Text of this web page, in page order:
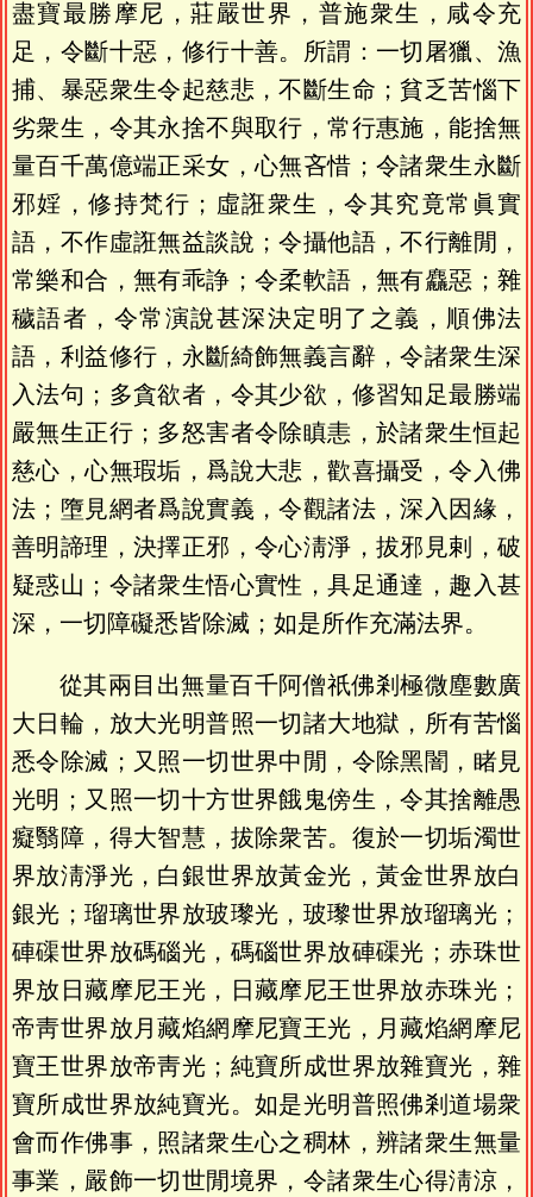
盡寶最勝摩尼，莊嚴世界，普施衆生，咸令充
足，令斷十惡，修行十善。所謂：一切屠獵、漁
捕、暴惡衆生令起慈悲，不斷生命；貧乏苦惱下
劣衆生，令其永捨不與取行，常行惠施，能捨無
量百千萬億端正采女，心無吝惜；令諸衆生永斷
邪婬，修持梵行；虛誑衆生，令其究竟常眞實
語，不作虛誑無益談說；令攝他語，不行離閒，
常樂和合，無有乖諍；令柔軟語，無有麤惡；雜
穢語者，令常演說甚深決定明了之義，順佛法
語，利益修行，永斷綺飾無義言辭，令諸衆生深
入法句；多貪欲者，令其少欲，修習知足最勝端
嚴無生正行；多怒害者令除瞋恚，於諸衆生恒起
慈心，心無瑕垢，爲說大悲，歡喜攝受，令入佛
法；墮見網者爲說實義，令觀諸法，深入因緣，
善明諦理，決擇正邪，令心淸淨，拔邪見剌，破
疑惑山；令諸衆生悟心實性，具足通達，趣入甚
深，一切障礙悉皆除滅；如是所作充滿法界。
從其兩目出無量百千阿僧祇佛剎極微塵數廣
大日輪，放大光明普照一切諸大地獄，所有苦惱
悉令除滅；又照一切世界中閒，令除黑闇，睹見
光明；又照一切十方世界餓鬼傍生，令其捨離愚
癡翳障，得大智慧，拔除衆苦。復於一切垢濁世
界放淸淨光，白銀世界放黃金光，黃金世界放白
銀光；瑠璃世界放玻瓈光，玻瓈世界放瑠璃光；
硨磲世界放碼碯光，碼碯世界放硨磲光；赤珠世
界放日藏摩尼王光，日藏摩尼王世界放赤珠光；
帝靑世界放月藏焰網摩尼寶王光，月藏焰網摩尼
寶王世界放帝靑光；純寶所成世界放雜寶光，雜
寶所成世界放純寶光。如是光明普照佛剎道場衆
會而作佛事，照諸衆生心之稠林，辨諸衆生無量
事業，嚴飾一切世閒境界，令諸衆生心得淸涼，